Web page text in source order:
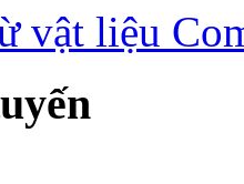
vật liệu